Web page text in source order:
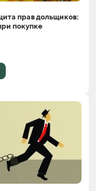
прав дольщиков:
покупке